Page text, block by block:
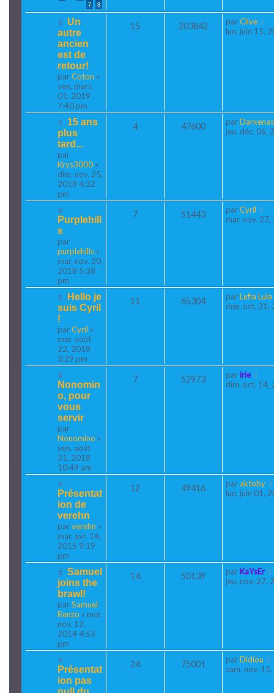
7
8
Un
autre
ancien
est de
retour!
parCoton »
ven. mars
01, 2019
7:40 pm
15 203842 parClive
lun. juin 15,
15 ans
plus
tard...
par
Krys3000 »
dim. nov. 25,
2018 4:32
pm
4 47600 parDarxenas
jeu. déc. 06,
Purplehill
s
par
purplehills »
mar. nov. 20,
2018 5:38
pm
7 51443 parCyril
mar. nov.
Hello je
suis Cyril
!
parCyril »
mer. août
22, 2018
3:29 pm
11 65304 parLufia Lula
mer. oct. 31,
Nonomin
o, pour
vous
servir
par
Nonomino »
ven. août
31, 2018
10:49 am
7 52973 paririe
dim. oct. 14,
Présentat
ion de
verehn
parverehn »
mar. avr. 14,
2015 9:19
pm
12 49416 paraktoby
lun. juin 01,
Samuel
joins the
brawl!
parSamuel
Renzo » mer.
nov. 12,
2014 4:53
pm
14 50139 par KaYsEr
jeu. nov. 27,
Présentat
ion pas
24 75001 parDidiou
sam. nov.